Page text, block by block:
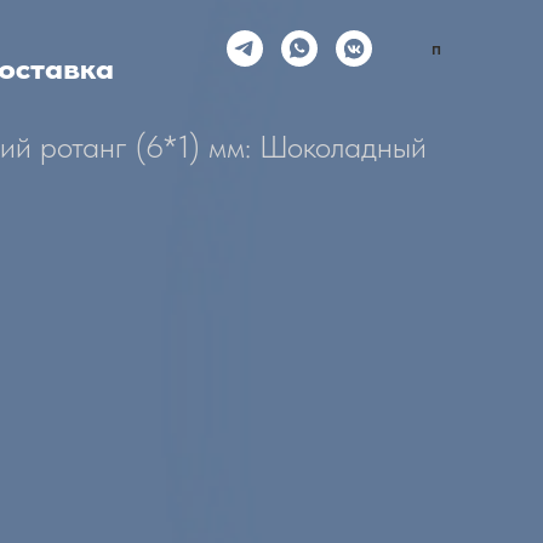
п
ротанг (6*1) мм: Шоколадный